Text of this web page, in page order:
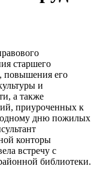
старшего
повышения его
и
а также
приуроченных к
дню пожилых
конторы
встречу с
библиотеки.